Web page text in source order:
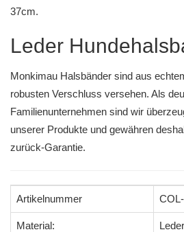
37cm.
Leder
Monkimau Halsbänder sind aus
robusten Verschluss versehen. Als
Familienunternehmen sind wir
unserer Produkte und gewähren
zurück-Garantie.
Artikelnummer
Material: Leder